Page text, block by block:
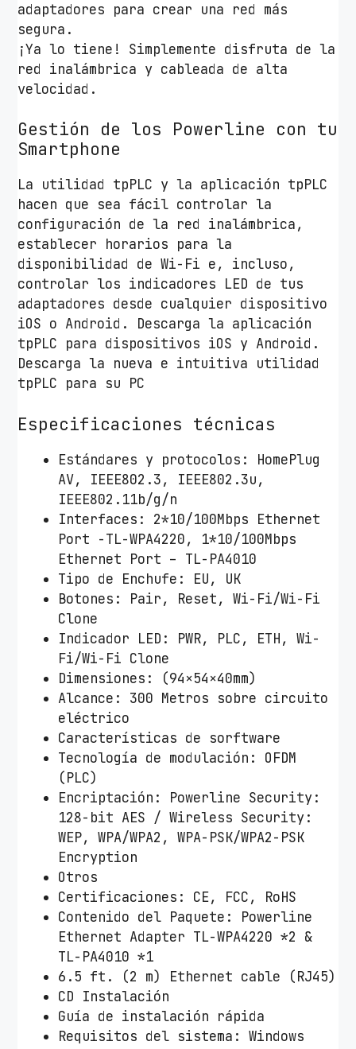
s
/
A
l
c
n
c
3
0
0
m
/
P
a
c
k
d
e
c
adaptadores para crear una red más
segura.
¡Ya lo tiene! Simplemente disfruta de la
red inalámbrica y cableada de alta
velocidad.
Gestión de los Powerline con tu
Smartphone
La utilidad tpPLC y la aplicación tpPLC
hacen que sea fácil controlar la
configuración de la red inalámbrica,
establecer horarios para la
disponibilidad de Wi-Fi e, incluso,
controlar los indicadores LED de tus
adaptadores desde cualquier dispositivo
iOS o Android. Descarga la aplicación
tpPLC para dispositivos iOS y Android.
Descarga la nueva e intuitiva utilidad
tpPLC para su PC
Especificaciones técnicas
Estándares y protocolos: HomePlug
AV, IEEE802.3, IEEE802.3u,
IEEE802.11b/g/n
Interfaces: 2*10/100Mbps Ethernet
Port -TL-WPA4220, 1*10/100Mbps
Ethernet Port – TL-PA4010
Tipo de Enchufe: EU, UK
Botones: Pair, Reset, Wi-Fi/Wi-Fi
Clone
Indicador LED: PWR, PLC, ETH, Wi-
Fi/Wi-Fi Clone
Dimensiones: (94×54×40mm)
Alcance: 300 Metros sobre circuito
eléctrico
Características de sorftware
Tecnología de modulación: OFDM
(PLC)
Encriptación: Powerline Security:
128-bit AES / Wireless Security:
WEP, WPA/WPA2, WPA-PSK/WPA2-PSK
Encryption
Otros
Certificaciones: CE, FCC, RoHS
Contenido del Paquete: Powerline
Ethernet Adapter TL-WPA4220 *2 &
TL-PA4010 *1
6.5 ft. (2 m) Ethernet cable (RJ45)
CD Instalación
Guía de instalación rápida
Requisitos del sistema: Windows